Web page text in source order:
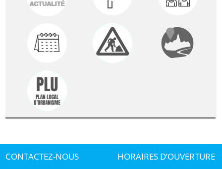
CONTACTEZ-NOUS HORAIRES D’OUVERTURE